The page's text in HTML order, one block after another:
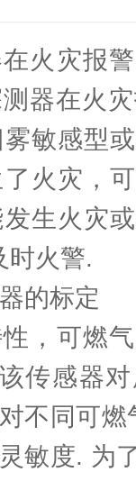
火灾报
器在火
敏感型
火灾，
生火灾
时火警.
的标定
，可燃
传感器
不同可
敏度. 为